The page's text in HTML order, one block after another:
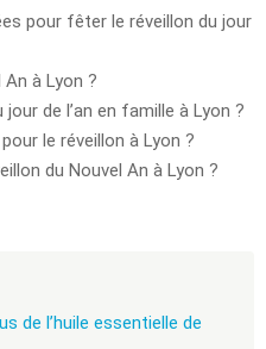
pour fêter le réveillon du jour
à Lyon ?
de l’an en famille à Lyon ?
le réveillon à Lyon ?
du Nouvel An à Lyon ?
de l’huile essentielle de